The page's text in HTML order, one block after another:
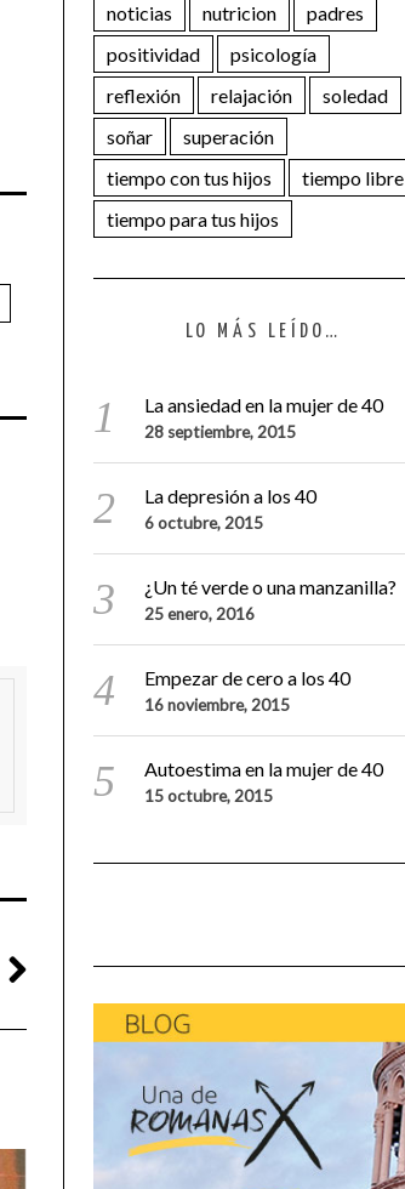
noticias
nutricion
padres
positividad
psicología
reflexión
relajación
soledad
soñar
superación
tiempo con tus hijos
tiempo libre
tiempo para tus hijos
LO MÁS LEÍDO…
La ansiedad en la mujer de 40
28 septiembre, 2015
La depresión a los 40
6 octubre, 2015
¿Un té verde o una manzanilla?
25 enero, 2016
Empezar de cero a los 40
16 noviembre, 2015
Autoestima en la mujer de 40
15 octubre, 2015